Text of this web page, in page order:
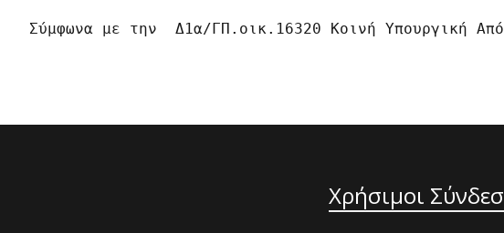
Σύμφωνα με την  Δ1α/ΓΠ.οικ.16320 Κοινή Υπουργική
Χρήσιμοι